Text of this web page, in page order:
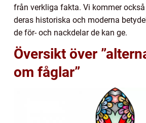
från verkliga fakta. Vi kommer
deras historiska och moderna
de för- och nackdelar de kan ge.
Översikt över
om fåglar”